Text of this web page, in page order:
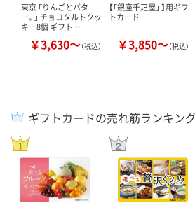
東京 「りんごとバタ
ー。」 チョコタルトクッ
キー8個 ギフト…
￥3,630～（税込）
【「銀座千疋屋」 】用ギフ
トカード
￥3,850～（税込）
ギフトカードの売れ筋ランキン